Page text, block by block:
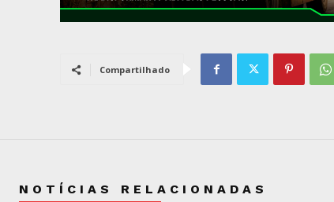
Compartilhado
NOTÍCIAS RELACIONADAS